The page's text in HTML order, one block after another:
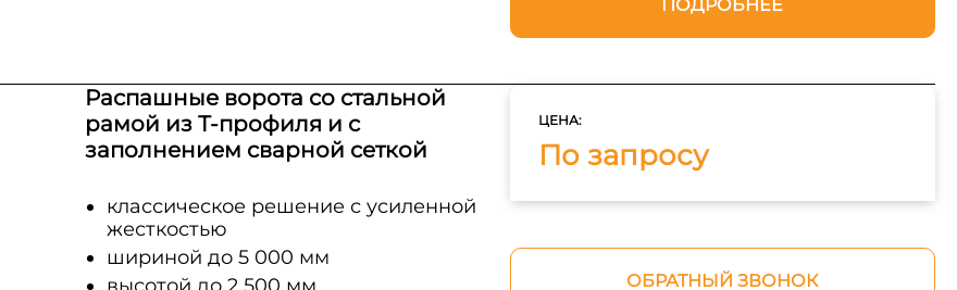
ПОДРОБНЕЕ
Распашные ворота со стальной
рамой из Т-профиля и с
заполнением сварной сеткой
классическое решение с усиленной
жесткостью
шириной до 5 000 мм
ЦЕНА:
По запросу
ОБРАТНЫЙ ЗВОНОК